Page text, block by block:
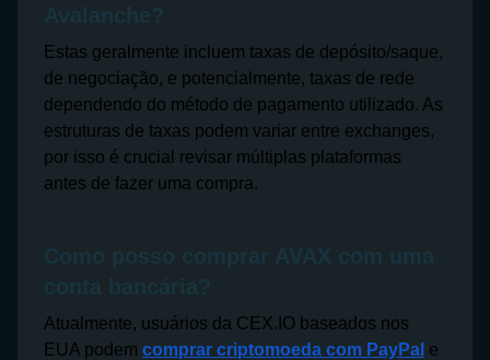
Avalanche?
Estas geralmente incluem taxas de depósito/saque,
de negociação, e potencialmente, taxas de rede
dependendo do método de pagamento utilizado. As
estruturas de taxas podem variar entre exchanges,
por isso é crucial revisar múltiplas plataformas
antes de fazer uma compra.
Como posso comprar AVAX com uma
conta bancária?
Atualmente, usuários da CEX.IO baseados nos
EUA podem comprar criptomoeda com PayPal e